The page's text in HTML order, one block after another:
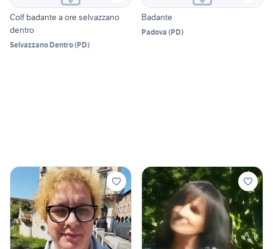
Colf badante a ore selvazzano
dentro
Selvazzano Dentro(PD)
Badante
Padova (PD)